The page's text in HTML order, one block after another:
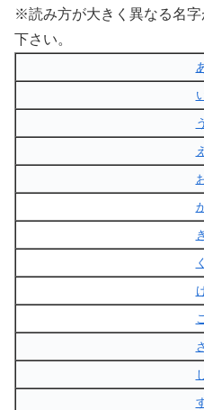
※読み方が大きく異なる名
下さい。
う
え
き
く
こ